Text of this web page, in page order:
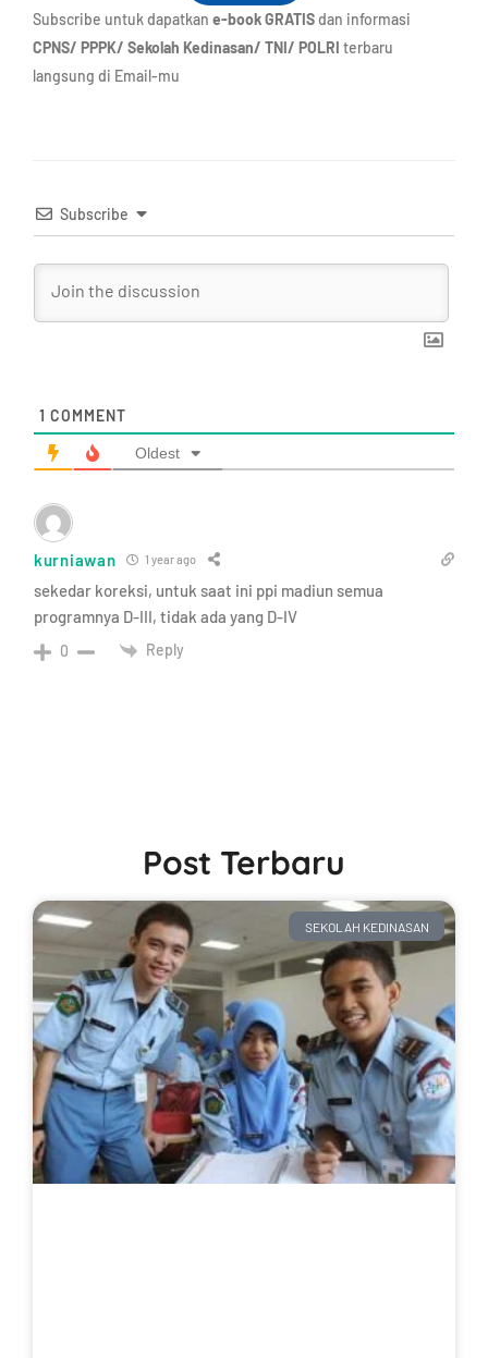
Subscribe untuk dapatkan e-book GRATISdan informasi
CPNS/ PPPK/ Sekolah Kedinasan/ TNI/ POLRI terbaru
langsung di Email-mu
Subscribe
1 COMMENT
Oldest
kurniawan 1 year ago
sekedar koreksi, untuk saat ini ppi madiun semua
programnya D-III, tidak ada yang D-IV
0 Reply
Post Terbaru
SEKOLAH KEDINASAN